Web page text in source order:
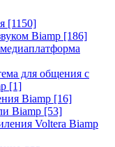
[1150]
Biamp [186]
для общения с
[1]
Biamp [16]
Biamp [53]
Voltera Biamp